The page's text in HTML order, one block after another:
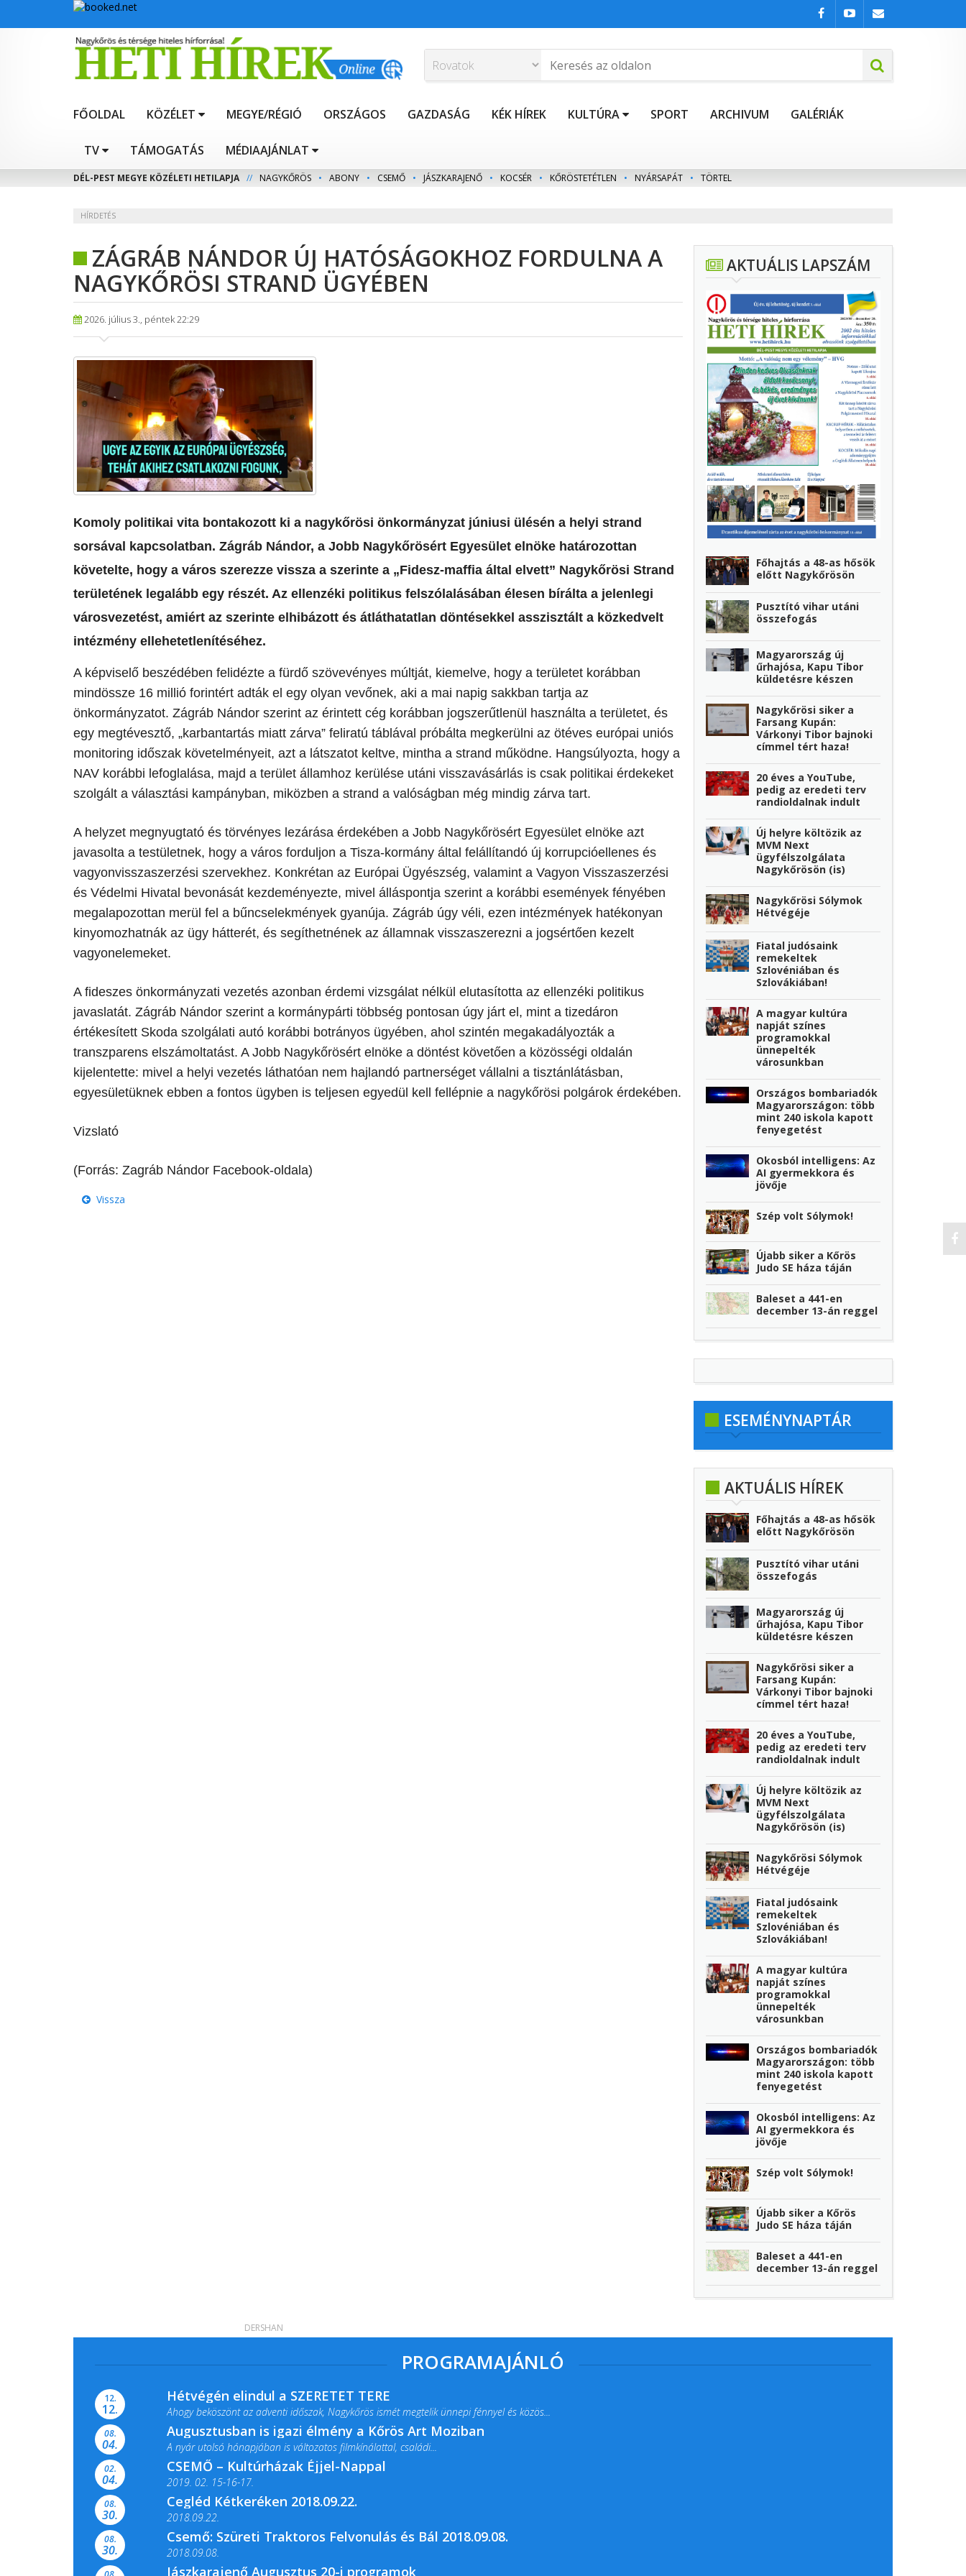
FŐOLDAL KÖZÉLET MEGYE/RÉGIÓ ORSZÁGOS GAZDASÁG KÉK HÍREK KULTÚRA SPORT ARCHIVUM GALÉRIÁK
TV TÁMOGATÁS MÉDIAAJÁNLAT
DÉL-PEST MEGYE KÖZÉLETI HETILAPJA // NAGYKŐRÖS • ABONY • CSEMŐ • JÁSZKARAJENŐ • KOCSÉR • KŐRÖSTETÉTLEN • NYÁRSAPÁT • TÖRTEL
HÍRDETÉS
ZÁGRÁB NÁNDOR ÚJ HATÓSÁGOKHOZ FORDULNA A
NAGYKŐRÖSI STRAND ÜGYÉBEN
2026. július 3., péntek 22:29
​Komoly politikai vita bontakozott ki a nagykőrösi önkormányzat júniusi ülésén a helyi strand
sorsával kapcsolatban. Zágráb Nándor, a Jobb Nagykőrösért Egyesület elnöke határozottan
követelte, hogy a város szerezze vissza a szerinte a „Fidesz-maffia által elvett” Nagykőrösi Strand
területének legalább egy részét. Az ellenzéki politikus felszólalásában élesen bírálta a jelenlegi
városvezetést, amiért az szerinte elhibázott és átláthatatlan döntésekkel asszisztált a közkedvelt
intézmény ellehetetlenítéséhez.
A képviselő beszédében felidézte a fürdő szövevényes múltját, kiemelve, hogy a területet korábban
mindössze 16 millió forintért adták el egy olyan vevőnek, aki a mai napig sakkban tartja az
önkormányzatot. Zágráb Nándor szerint az érintett cég korábban jogszerűtlenül használta a területet, és
egy megtévesztő, „karbantartás miatt zárva” feliratú táblával próbálta megkerülni az ötéves európai uniós
monitoring időszak követelményeit, azt a látszatot keltve, mintha a strand működne. Hangsúlyozta, hogy a
NAV korábbi lefoglalása, majd a terület államhoz kerülése utáni visszavásárlás is csak politikai érdekeket
szolgált a választási kampányban, miközben a strand a valóságban még mindig zárva tart.
​A helyzet megnyugtató és törvényes lezárása érdekében a Jobb Nagykőrösért Egyesület elnöke azt
javasolta a testületnek, hogy a város forduljon a Tisza-kormány által felállítandó új korrupcióellenes és
vagyonvisszaszerzési szervekhez. Konkrétan az Európai Ügyészség, valamint a Vagyon Visszaszerzési
és Védelmi Hivatal bevonását kezdeményezte, mivel álláspontja szerint a korábbi események fényében
megalapozottan merül fel a bűncselekmények gyanúja. Zágráb úgy véli, ezen intézmények hatékonyan
kinyomozhatnák az ügy hátterét, és segíthetnének az államnak visszaszerezni a jogsértően kezelt
vagyonelemeket.
​A fideszes önkormányzati vezetés azonban érdemi vizsgálat nélkül elutasította az ellenzéki politikus
javaslatát. Zágráb Nándor szerint a kormánypárti többség pontosan úgy járt el, mint a tizedáron
értékesített Skoda szolgálati autó korábbi botrányos ügyében, ahol szintén megakadályozták a
transzparens elszámoltatást. A Jobb Nagykőrösért elnöke a döntést követően a közösségi oldalán
kijelentette: mivel a helyi vezetés láthatóan nem hajlandó partnerséget vállalni a tisztánlátásban,
egyesületüknek ebben a fontos ügyben is teljesen egyedül kell fellépnie a nagykőrösi polgárok érdekében.
Vizslató
(Forrás: Zagráb Nándor Facebook-oldala)
Vissza
AKTUÁLIS LAPSZÁM
Főhajtás a 48-as hősök
előtt Nagykőrösön
Pusztító vihar utáni
összefogás
Magyarország új
űrhajósa, Kapu Tibor
küldetésre készen
Nagykőrösi siker a
Farsang Kupán:
Várkonyi Tibor bajnoki
címmel tért haza!
20 éves a YouTube,
pedig az eredeti terv
randioldalnak indult
Új helyre költözik az
MVM Next
ügyfélszolgálata
Nagykőrösön (is)
Nagykőrösi Sólymok
Hétvégéje
Fiatal judósaink
remekeltek
Szlovéniában és
Szlovákiában!
A magyar kultúra
napját színes
programokkal
ünnepelték
városunkban
Országos bombariadók
Magyarországon: több
mint 240 iskola kapott
fenyegetést
Okosból intelligens: Az
AI gyermekkora és
jövője
Szép volt Sólymok!
Újabb siker a Kőrös
Judo SE háza táján
Baleset a 441-en
december 13-án reggel
ESEMÉNYNAPTÁR
AKTUÁLIS HÍREK
Főhajtás a 48-as hősök
előtt Nagykőrösön
Pusztító vihar utáni
összefogás
Magyarország új
űrhajósa, Kapu Tibor
küldetésre készen
Nagykőrösi siker a
Farsang Kupán:
Várkonyi Tibor bajnoki
címmel tért haza!
20 éves a YouTube,
pedig az eredeti terv
randioldalnak indult
Új helyre költözik az
MVM Next
ügyfélszolgálata
Nagykőrösön (is)
Nagykőrösi Sólymok
Hétvégéje
Fiatal judósaink
remekeltek
Szlovéniában és
Szlovákiában!
A magyar kultúra
napját színes
programokkal
ünnepelték
városunkban
Országos bombariadók
Magyarországon: több
mint 240 iskola kapott
fenyegetést
Okosból intelligens: Az
AI gyermekkora és
jövője
Szép volt Sólymok!
Újabb siker a Kőrös
Judo SE háza táján
Baleset a 441-en
december 13-án reggel
PROGRAMAJÁNLÓ
12.
12.
Hétvégén elindul a SZERETET TERE
Ahogy beköszönt az adventi időszak, Nagykőrös ismét megtelik ünnepi fénnyel és közös...
08.
04.
Augusztusban is igazi élmény a Kőrös Art Moziban
A nyár utolsó hónapjában is változatos filmkínálattal, családi...
02.
04.
CSEMŐ – Kultúrházak Éjjel-Nappal
2019. 02. 15-16-17.
Színes és tartalmas programokkal várja a Csemői Községi Könyvtár és...
08.
30.
Cegléd Kétkeréken 2018.09.22.
2018.09.22.
08.
30.
Csemő: Szüreti Traktoros Felvonulás és Bál 2018.09.08.
2018.09.08.
Jászkarajenő Augusztus 20-i programok
DERSHAN